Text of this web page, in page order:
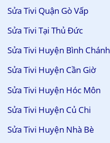
Sửa Tivi Quận Gò Vấp
Sửa Tivi Tại Thủ Đức
Sửa Tivi Huyện Bình Chánh
Sửa Tivi Huyện Cần Giờ
Sửa Tivi Huyện Hóc Môn
Sửa Tivi Huyện Củ Chi
Sửa Tivi Huyện Nhà Bè